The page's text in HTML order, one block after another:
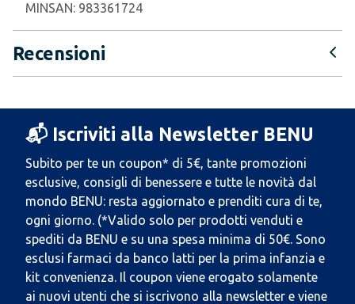
MINSAN: 983361724
Recensioni
📬 Iscriviti alla Newsletter BENU
Subito per te un coupon* di 5€, tante promozioni
esclusive, consigli di benessere e tutte le novità dal
mondo BENU: resta aggiornato e prenditi cura di te,
ogni giorno. (*Valido solo per prodotti venduti e
spediti da BENU e su una spesa minima di 50€. Sono
esclusi farmaci da banco latti per la prima infanzia e
kit convenienza. Il coupon viene erogato solamente
ai nuovi utenti che si iscrivono alla newsletter e viene